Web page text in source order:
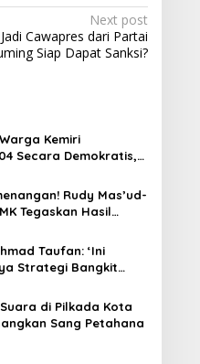
Next post
Cawapres dari Partai
Siap Dapat Sanksi?
Kemiri
Secara Demokratis,
Rudy Mas’ud-
Tegaskan Hasil
Taufan: ‘Ini
Strategi Bangkit
di Pilkada Kota
Sang Petahana